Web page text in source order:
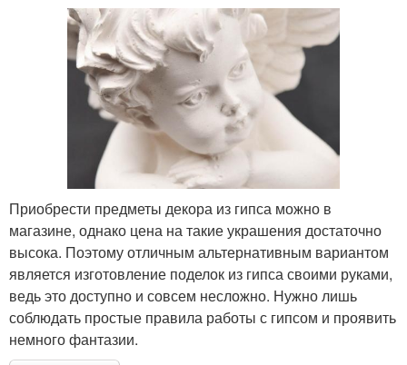
Приобрести предметы декора из гипса можно в
магазине, однако цена на такие украшения достаточно
высока. Поэтому отличным альтернативным вариантом
является изготовление поделок из гипса своими руками,
ведь это доступно и совсем несложно. Нужно лишь
соблюдать простые правила работы с гипсом и проявить
немного фантазии.